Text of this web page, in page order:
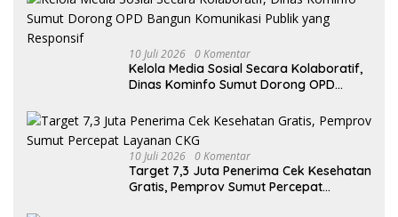
10 Juli 2026 0 Komentar
Kelola Media Sosial Secara Kolaboratif,
Dinas Kominfo Sumut Dorong OPD
Responsif
10 Juli 2026 0 Komentar
Target 7,3 Juta Penerima Cek Kesehatan
Gratis, Pemprov Sumut Percepat